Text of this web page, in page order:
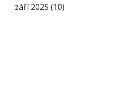
září 2025 (10)